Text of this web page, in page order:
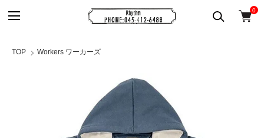
0
TOP Workers ワーカーズ